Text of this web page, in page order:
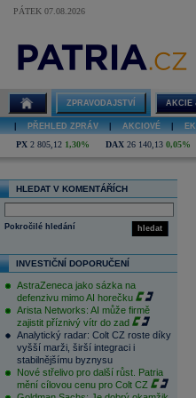
PÁTEK 07.08.2026
ZPRAVODAJSTVÍ AKCIE
PŘEHLED ZPRÁV AKCIOVÉ
PX 2 805,12 1,30% DAX 26 140,13 0,05%
HLEDAT V KOMENTÁŘÍCH
hledat
Pokročilé hledání
INVESTIČNÍ DOPORUČENÍ
AstraZeneca jako sázka na
defenzivu mimo AI horečku
Arista Networks: AI může firmě
zajistit příznivý vítr do zad
Analytický radar: Colt CZ roste díky
vyšší marži, širší integraci i
stabilnějšímu byznysu
Nové střelivo pro další růst. Patria
mění cílovou cenu pro Colt CZ